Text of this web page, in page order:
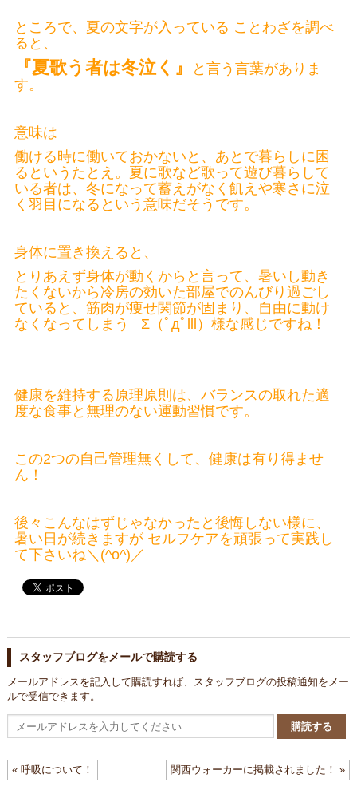
ところで、夏の文字が入っている ことわざを調べ
ると、
『夏歌う者は冬泣く』
と言う言葉がありま
す。
意味は
働ける時に働いておかないと、あとで暮らしに困
るというたとえ。夏に歌など歌って遊び暮らして
いる者は、冬になって蓄えがなく飢えや寒さに泣
く羽目になるという意味だそうです。
身体に置き換えると、
とりあえず身体が動くからと言って、暑いし動き
たくないから冷房の効いた部屋でのんびり過ごし
ていると、筋肉が痩せ関節が固まり、自由に動け
なくなってしまう Σ（ﾟдﾟlll）様な感じですね！
健康を維持する原理原則は、バランスの取れた適
度な食事と無理のない運動習慣です。
この2つの自己管理無くして、健康は有り得ませ
ん！
後々こんなはずじゃなかったと後悔しない様に、
暑い日が続きますが セルフケアを頑張って実践し
て下さいね＼(^o^)／
スタッフブログをメールで購読する
メールアドレスを記入して購読すれば、スタッフブログの投稿通知をメー
ルで受信できます。
ー
ア
ド
« 呼吸について！ 関西ウォーカーに掲載されました！ »